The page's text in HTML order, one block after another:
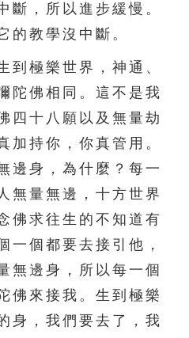
斷，所以進步緩慢。
的教學沒中斷。
極樂世界，神通、
陀佛相同。這不是我
四十八願以及無量劫
加持你，你真管用。
邊身，為什麼？每一
無量無邊，十方世界
佛求往生的不知道有
一個都要去接引他，
無邊身，所以每一個
佛來接我。生到極樂
身，我們要去了，我